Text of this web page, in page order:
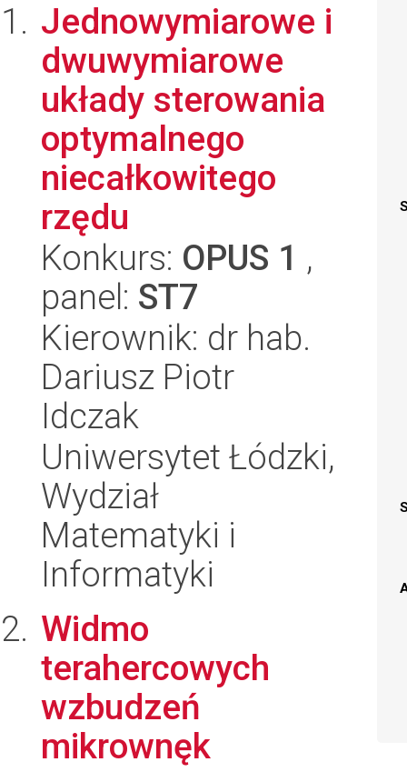
Jednowymiarowe i
dwuwymiarowe
układy sterowania
optymalnego
niecałkowitego
rzędu
Konkurs: OPUS 1 ,
panel: ST7
Kierownik: dr hab.
Dariusz Piotr
Idczak
Uniwersytet Łódzki,
Wydział
Matematyki i
Informatyki
Widmo
terahercowych
wzbudzeń
mikrownęk